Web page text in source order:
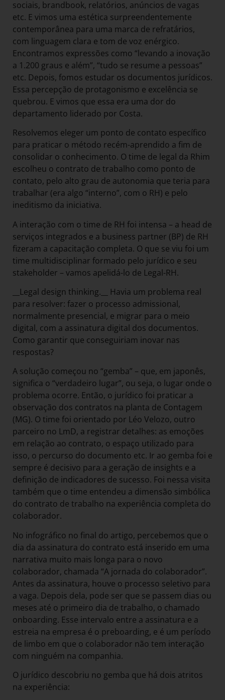
sociais, brandbook, relatórios, anúncios de vagas
etc. E vimos uma estética surpreendentemente
contemporânea para uma marca de refratários,
com linguagem clara e tom de voz enérgico.
Encontramos expressões como “levando a inovação
a 1.200 graus e além”, “tudo se resume a pessoas”
etc. Depois, fomos estudar os documentos jurídicos.
Essa percepção de protagonismo e excelência se
quebrou. E vimos que essa era uma dor do
departamento liderado por Costa.
Resolvemos eleger um ponto de contato específico
para praticar o método recém-aprendido a fim de
consolidar o conhecimento. O time de legal da Rhim
escolheu o contrato de trabalho como ponto de
contato, pelo alto grau de autonomia que teria para
trabalhar (era algo “interno”, com o RH) e pelo
ineditismo da iniciativa.
A interação com o time de RH foi intensa – a head de
serviços integrados e a business partner (BP) de RH
fizeram a capacitação completa. O que se viu foi um
time multidisciplinar formado pelo jurídico e seu
stakeholder – vamos apelidá-lo de Legal-RH.
__Legal design thinking.__ Havia um problema real
para resolver: fazer o processo admissional,
normalmente presencial, e migrar para o meio
digital, com a assinatura digital dos documentos.
Como garantir que conseguiriam inovar nas
respostas?
A solução começou no “gemba” – que, em japonês,
significa o “verdadeiro lugar”, ou seja, o lugar onde o
problema ocorre. Então, o jurídico foi praticar a
observação dos contratos na planta de Contagem
(MG). O time foi orientado por Léo Velozo, outro
parceiro no LmD, a registrar detalhes: as emoções
em relação ao contrato, o espaço utilizado para
isso, o percurso do documento etc. Ir ao gemba foi e
sempre é decisivo para a geração de insights e a
definição de indicadores de sucesso. Foi nessa visita
também que o time entendeu a dimensão simbólica
do contrato de trabalho na experiência completa do
colaborador.
No infográfico no final do artigo, percebemos que o
dia da assinatura do contrato está inserido em uma
narrativa muito mais longa para o novo
colaborador, chamada “A jornada do colaborador”.
Antes da assinatura, houve o processo seletivo para
a vaga. Depois dela, pode ser que se passem dias ou
meses até o primeiro dia de trabalho, o chamado
onboarding. Esse intervalo entre a assinatura e a
estreia na empresa é o preboarding, e é um período
de limbo em que o colaborador não tem interação
com ninguém na companhia.
O jurídico descobriu no gemba que há dois atritos
na experiência: